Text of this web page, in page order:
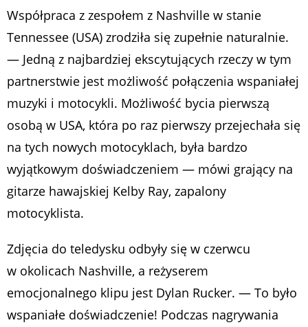
Współpraca z zespołem z Nashville w stanie
Tennessee (USA) zrodziła się zupełnie naturalnie.
— Jedną z najbardziej ekscytujących rzeczy w tym
partnerstwie jest możliwość połączenia wspaniałej
muzyki i motocykli. Możliwość bycia pierwszą
osobą w USA, która po raz pierwszy przejechała się
na tych nowych motocyklach, była bardzo
wyjątkowym doświadczeniem — mówi grający na
gitarze hawajskiej Kelby Ray, zapalony
motocyklista.
Zdjęcia do teledysku odbyły się w czerwcu
w okolicach Nashville, a reżyserem
emocjonalnego klipu jest Dylan Rucker. — To było
wspaniałe doświadczenie! Podczas nagrywania